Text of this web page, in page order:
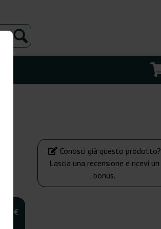
€
Conosci già questo prodotto?
Lascia una recensione e ricevi un
bonus.